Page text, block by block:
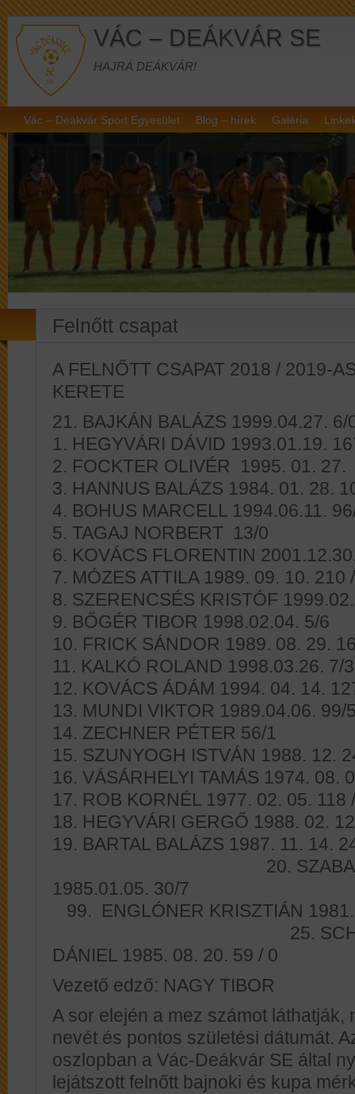
VÁC – DEÁKVÁR SE
HAJRÁ DEÁKVÁR!
Vác – Deákvár Sport Egyesület Blog – hírek Galéria
Felnőtt csapat
A FELNŐTT CSAPAT 2018 / 2019-
KERETE
21. BAJKÁN BALÁZS 1999.04.27. 6/
1. HEGYVÁRI DÁVID 1993.01.19.
2. FOCKTER OLIVÉR 1995. 01.
3. HANNUS BALÁZS 1984. 01. 28.
4. BOHUS MARCELL 1994.06.11.
5. TAGAJ NORBERT 13/0
6. KOVÁCS FLORENTIN
7. MÓZES ATTILA 1989. 09. 10. 210
8. SZERENCSÉS KRISTÓF
9. BŐGÉR TIBOR 1998.02.04. 5/6
10. FRICK SÁNDOR 1989. 08. 29.
11. KALKÓ ROLAND 1998.03.26. 7/3
12. KOVÁCS ÁDÁM 1994. 04. 14.
13. MUNDI VIKTOR 1989.04.06. 99/
14. ZECHNER PÉTER 56/1
15. SZUNYOGH ISTVÁN 1988. 12.
16. VÁSÁRHELYI TAMÁS 1974. 08.
17. ROB KORNÉL 1977. 02. 05. 118
18. HEGYVÁRI GERGŐ 1988. 02.
19. BARTAL BALÁZS 1987.
20. SZABADOS
99. ENGLÓNER KRISZTIÁN
25.
DÁNIEL 1985. 08. 20. 59 / 0
Vezető edző: NAGY TIBOR
A sor elején a mez számot láthatják,
nevét és pontos születési dátumát.
oszlopban a Vác-Deákvár SE által
lejátszott felnőtt bajnoki és kupa